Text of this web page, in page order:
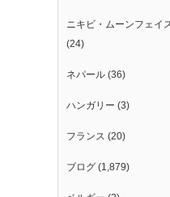
ニキビ・ムーンフェイ
(24)
ネパール (36)
ハンガリー (3)
フランス (20)
ブログ (1,879)